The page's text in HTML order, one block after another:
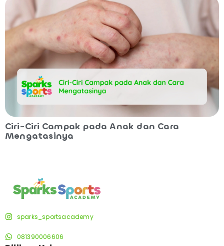
Ciri-Ciri Campak pada Anak dan Cara
Mengatasinya
sparks_sportsacademy
081390006606